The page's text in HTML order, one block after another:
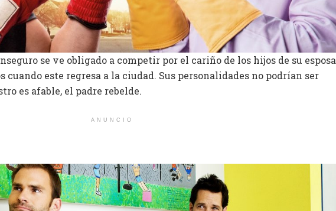
se ve obligado a competir por el cariño de los hijos de su esposa
cuando este regresa a la ciudad. Sus personalidades no podrían ser
es afable, el padre rebelde.
ANUNCIO